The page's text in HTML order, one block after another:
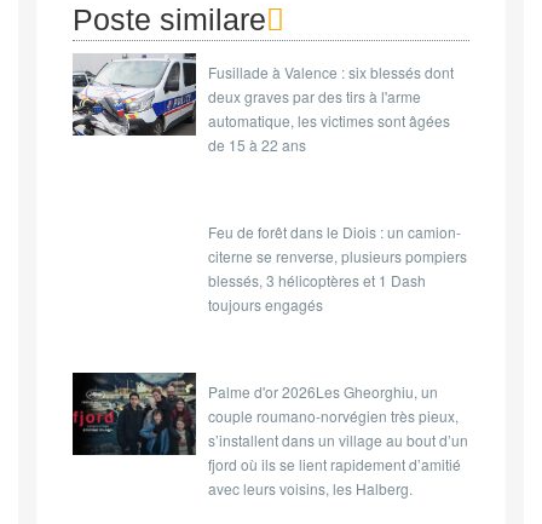
Poste similare
Fusillade à Valence : six blessés dont
deux graves par des tirs à l'arme
automatique, les victimes sont âgées
de 15 à 22 ans
Feu de forêt dans le Diois : un camion-
citerne se renverse, plusieurs pompiers
blessés, 3 hélicoptères et 1 Dash
toujours engagés
Palme d'or 2026Les Gheorghiu, un
couple roumano-norvégien très pieux,
s’installent dans un village au bout d’un
fjord où ils se lient rapidement d’amitié
avec leurs voisins, les Halberg.